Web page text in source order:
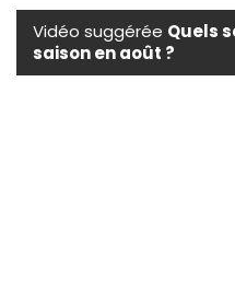
Vidéo suggérée Quels
saison en août ?